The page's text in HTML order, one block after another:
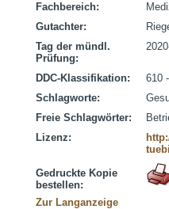
Fachbereich:
Gutachter:
Tag der mündl.
Prüfung:
DDC-Klassifikation:
610
Schlagworte:
Freie Schlagwörter:
Lizenz:
Gedruckte Kopie
bestellen:
Zur Langanzeige